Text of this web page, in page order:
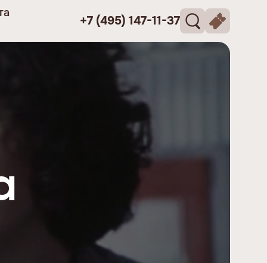
+7 (495) 147-11-37